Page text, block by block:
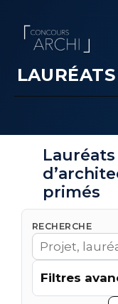
contenu
primés
RECHERCHE
Filtres